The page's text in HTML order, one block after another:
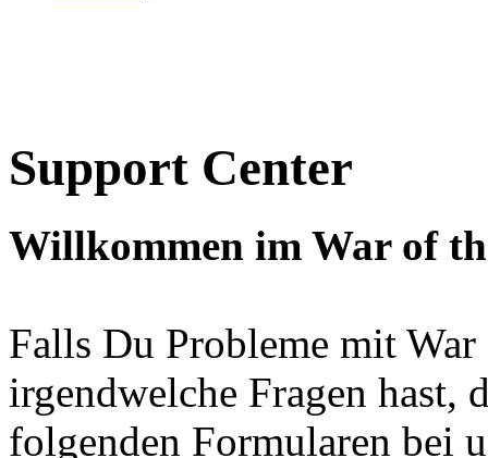
Support Center
Willkommen im War of
Falls Du Probleme mit
irgendwelche Fragen hast,
folgenden Formularen bei